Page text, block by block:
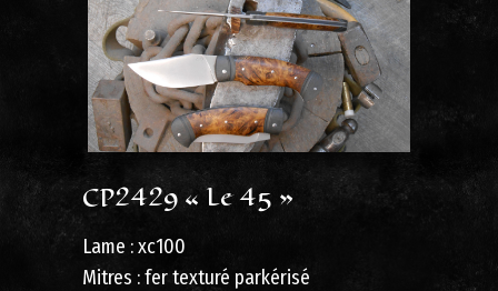
CP2429 « Le 45 »
Lame : xc100
Mitres : fer texturé parkérisé